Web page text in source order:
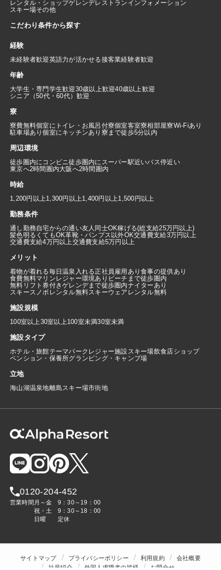
レンタル・ショップゲレンデレストラン インフォメーション
スキー場その他
こだわり条件から探す
経験
未経験者歓迎英語力が活かせる接客業経験者歓迎
年齢
大学生・専門学生歓迎30歳以上歓迎40歳以上歓迎
シニア（50代・60代）歓迎
寮
寮費無料個室にトイレ・お風呂付寮個室客室寮相部屋寮Wi-Fiあり
駐車場あり個室にキッチンあり 寮まで徒歩5分以内
周辺環境
徒歩圏内にコンビニ徒歩圏内にスーパー駅近いバス停近い
東京へ2時間圏内大阪へ2時間圏内
時給
1,200円以上1,300円以上1,400円以上1,500円以上
勤務条件
通し勤務自宅からの通い友人同士OK稼げる(総支給25万円以上)
髪色明るくてもOK革靴・パンプス以外OK交通費支給3万円以上
交通費支給4万円以上交通費支給5万円以上
メリット
着物が着れる毎日温泉入れる正社員雇用あり食事の提供あり
食費無料マリンレジャー環境あり ビーチまで徒歩圏内
無料リフト券付きゲレンデまで徒歩圏内ナイターあり
スキースノボレンタル無料スキーウェアレンタル無料
施設規模
100室以上30室以上100室未満30室未満
施設タイプ
ホテル・旅館テーマパーク レジャー施設 スキー場飲食店ショップ
ペンション・保養所グランピング・キャンプ場
立地
海山湖温泉地離島 スキー場市街地
0120-204-452
営業時間 月～金
9：30～19：00
祝・土
9：30～18：00
日曜
定休
サイトマップ プライバシーポリシー 利用規約
会社概要
社員紹介
外国人求職者の皆様 お問合せ